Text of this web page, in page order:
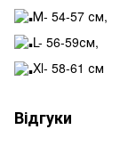
М- 54-57 см,
L- 56-59см,
Xl- 58-61 см
Відгуки